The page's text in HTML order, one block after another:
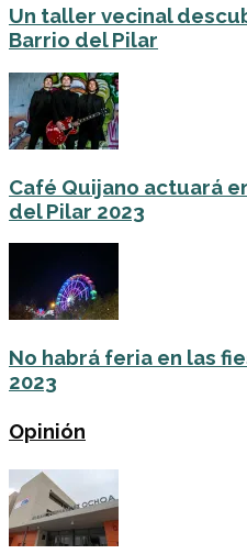
Un taller vecinal
Barrio del Pilar
Café Quijano actuará
del Pilar 2023
No habrá feria en las
2023
Opinión